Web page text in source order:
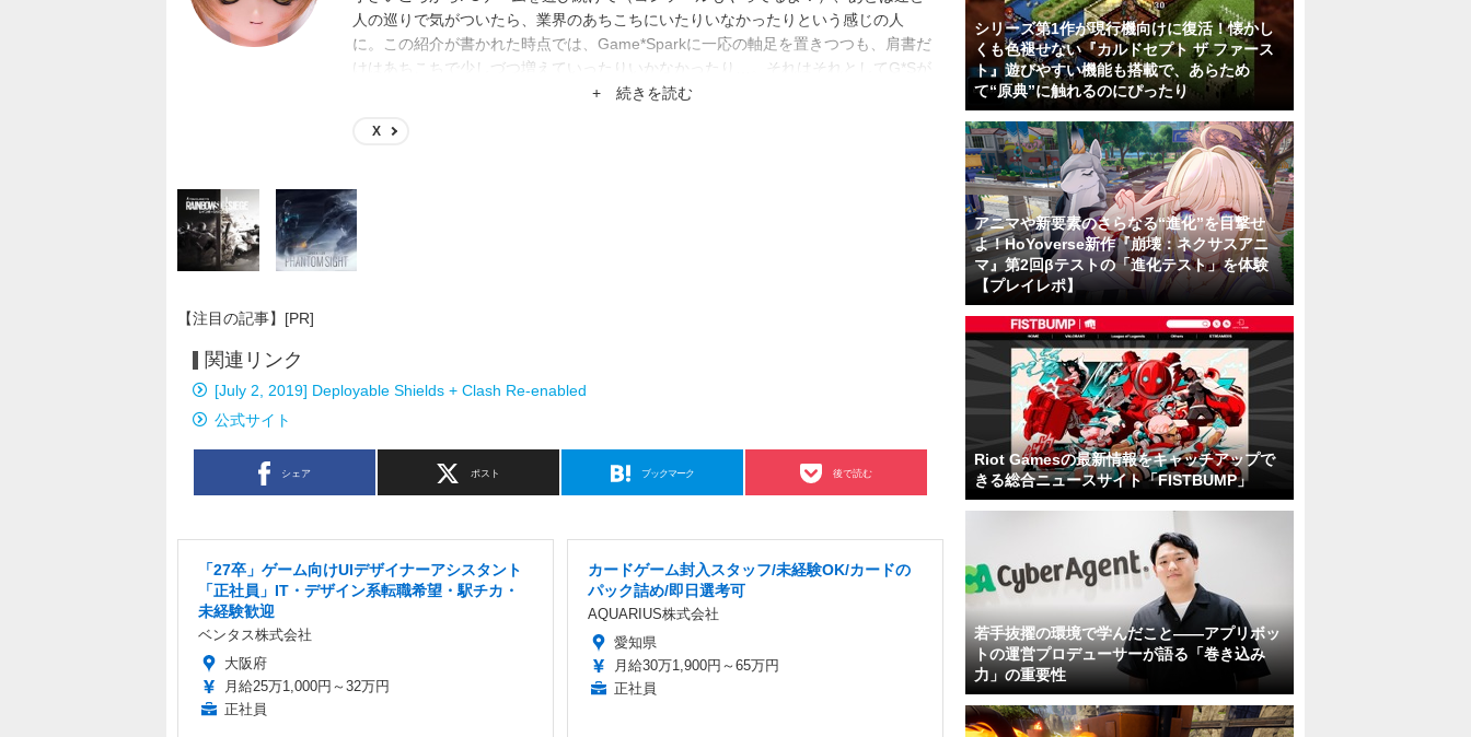
人の巡りで気がついたら、業界のあちこちにいたりいなかったりという感じの人
に。この紹介が書かれた時点では、Game*Sparkに一応の軸足を置きつつも、肩書だ
けはあちこちで少しづつ増えていったりいかなかったり…。それはそれとしてG*Sが
日本一宇宙SFゲームに強いメディアになったりしないかな。
+ 続きを読む
X
【注目の記事】[PR]
関連リンク
[July 2, 2019] Deployable Shields + Clash Re-enabled
公式サイト
シェア ポスト ブックマーク 後で読む
「27卒」ゲーム向けUIデザイナーアシスタント
「正社員」IT・デザイン系転職希望・駅チカ・
未経験歓迎
ベンタス株式会社
大阪府
月給25万1,000円～32万円
正社員
カードゲーム封入スタッフ/未経験OK/カードの
パック詰め/即日選考可
AQUARIUS株式会社
愛知県
月給30万1,900円～65万円
正社員
シリーズ第1作が現行機向けに復活！懐かし
くも色褪せない『カルドセプト ザ ファース
ト』遊びやすい機能も搭載で、あらため
て“原典”に触れるのにぴったり
アニマや新要素のさらなる“進化”を目撃せ
よ！HoYoverse新作『崩壊：ネクサスアニ
マ』第2回βテストの「進化テスト」を体験
【プレイレポ】
Riot Gamesの最新情報をキャッチアップで
きる総合ニュースサイト「FISTBUMP」
若手抜擢の環境で学んだこと――アプリボッ
トの運営プロデューサーが語る「巻き込み
力」の重要性